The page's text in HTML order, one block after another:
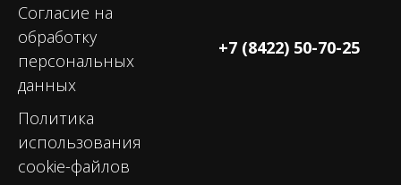
Согласие на
обработку
персональных
данных
Политика
использования
cookie-файлов
+7 (8422) 50-70-25